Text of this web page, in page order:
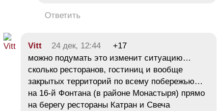
Ответить
Vitt 24 дек, 12:44
+17
можно подумать это изменит ситуацию…
сколько ресторанов, гостиниц и вообще
закрытых территорий по всему побережью…
на 16-й Фонтана (в районе Монастыря) прямо
на берегу рестораны Катран и Свеча